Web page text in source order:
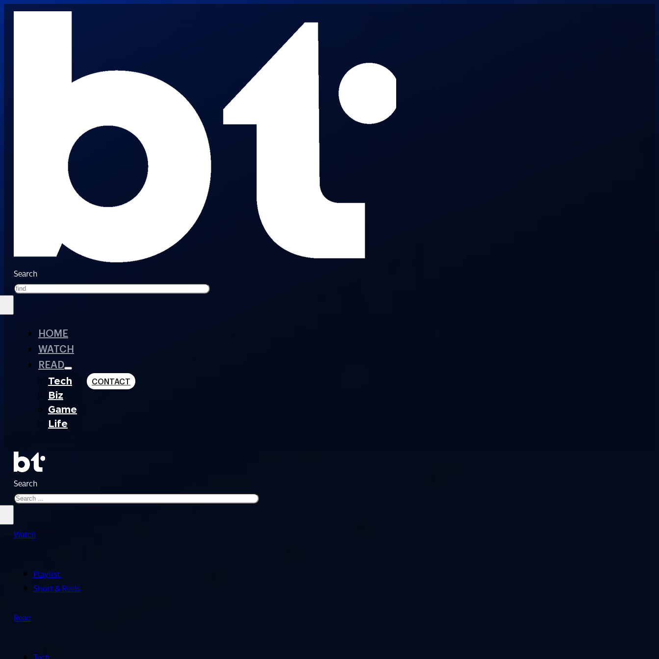
Search
HOME
WATCH
READ
Tech
Biz
Game
Life
CONTACT
Search
Watch
Playlist
Short & Reels
Read